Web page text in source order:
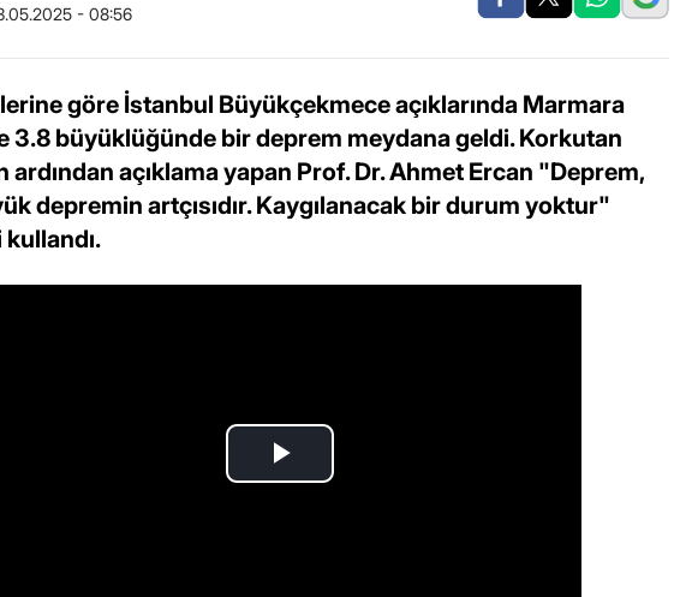
- 08:56
göre İstanbul Büyükçekmece açıklarında Marmara
3.8 büyüklüğünde bir deprem meydana geldi. Korkutan
ardından açıklama yapan Prof. Dr. Ahmet Ercan "Deprem,
depremin artçısıdır. Kaygılanacak bir durum yoktur"